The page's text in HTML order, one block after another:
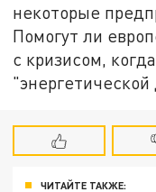
некоторые
Помогут ли
с кризисом,
ЧИТАЙТЕ ТАКЖЕ: